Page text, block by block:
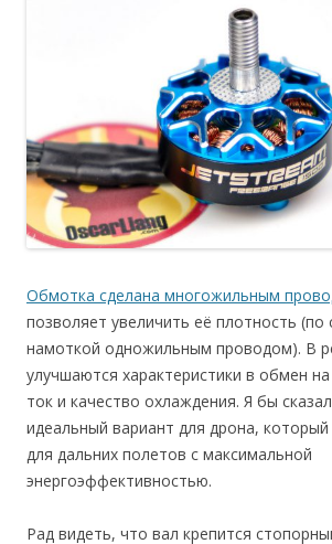
Обмотка сделана многожильным
позволяет увеличить её плотность (по
намоткой одножильным проводом). В
улучшаются характеристики в обмен
ток и качество охлаждения. Я бы
идеальный вариант для дрона, который
для дальних полетов с максимальной
энергоэффективностью.
Рад видеть, что вал крепится